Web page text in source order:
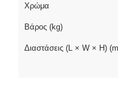
Χρώμα
Βάρος (kg)
Διαστάσεις (L × W × H)